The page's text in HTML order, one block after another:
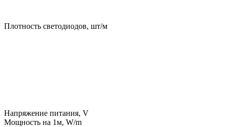
Плотность светодиодов, шт/м
Напряжение питания, V
Мощность на 1м, W/m